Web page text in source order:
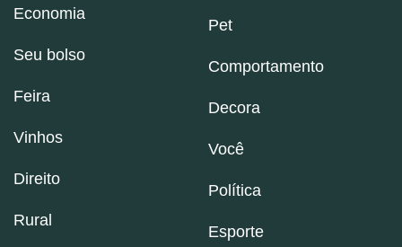
Economia
Seu bolso
Feira
Vinhos
Direito
Rural
Pet
Comportamento
Decora
Você
Política
Esporte